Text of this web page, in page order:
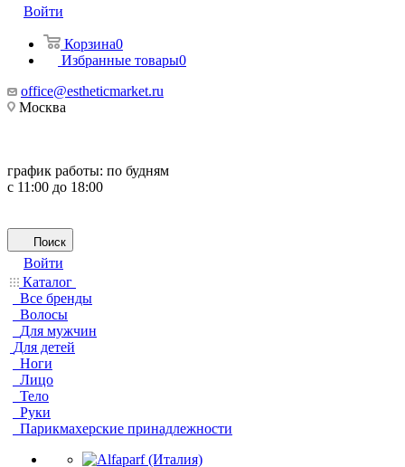
Войти
Корзина0
Избранные товары0
office@estheticmarket.ru
Москва
график работы: по будням
с 11:00 до 18:00
Поиск
Войти
Каталог
Все бренды
Волосы
Для мужчин
Для детей
Ноги
Лицо
Тело
Руки
Парикмахерские принадлежности